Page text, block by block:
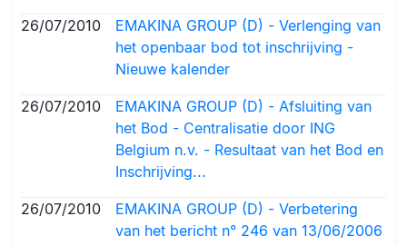
26/07/2010
EMAKINA GROUP (D) - Verlenging van
het openbaar bod tot inschrijving -
Nieuwe kalender
26/07/2010
EMAKINA GROUP (D) - Afsluiting van
het Bod - Centralisatie door ING
Belgium n.v. - Resultaat van het Bod en
Inschrijving...
26/07/2010
EMAKINA GROUP (D) - Verbetering
van het bericht n° 246 van 13/06/2006